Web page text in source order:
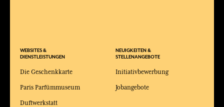
WEBSITES &
DIENSTLEISTUNGEN
Die Geschenkkarte
Paris Parfümmuseum
Duftwerkstatt
NEUIGKEITEN &
STELLENANGEBOTE
Initiativbewerbung
Jobangebote